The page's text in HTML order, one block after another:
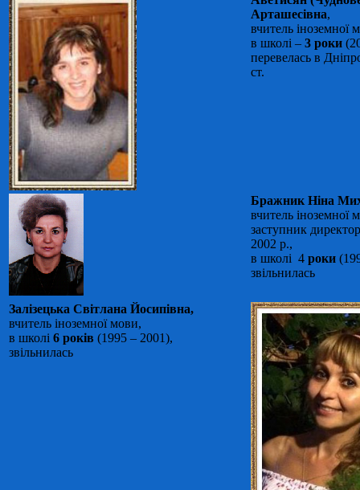
Арташесівна,
вчитель іноземної
в школі – 3 роки
перевелась в
ст.
Бражник Ніна
вчитель іноземної
заступник
2002 р.,
​​​​​​в школі 4 роки
звільнилась
Залізецька Світлана Йосипівна,
вчитель іноземної мови,
в школі 6 років (1995 – 2001),
звільнилась